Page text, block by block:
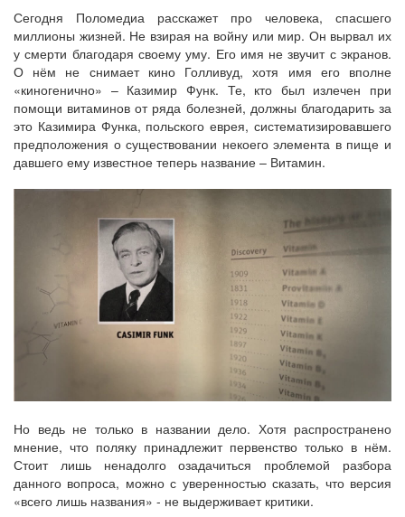
Сегодня Поломедиа расскажет про человека, спасшего
миллионы жизней. Не взирая на войну или мир. Он вырвал их
у смерти благодаря своему уму. Его имя не звучит с экранов.
О нём не снимает кино Голливуд, хотя имя его вполне
«киногенично» – Казимир Функ. Те, кто был излечен при
помощи витаминов от ряда болезней, должны благодарить за
это Казимира Функа, польского еврея, систематизировавшего
предположения о существовании некоего элемента в пище и
давшего ему известное теперь название – Витамин.
Но ведь не только в названии дело. Хотя распространено
мнение, что поляку принадлежит первенство только в нём.
Стоит лишь ненадолго озадачиться проблемой разбора
данного вопроса, можно с уверенностью сказать, что версия
«всего лишь названия» - не выдерживает критики.